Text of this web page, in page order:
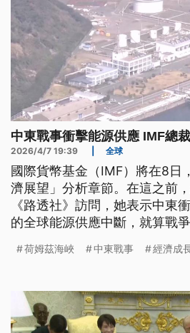
中東戰事衝擊能源供應 IMF總
2026/4/7 19:39 全球
國際貨幣基金（IMF）將在8日
濟展望」分析章節。在這之前
《路透社》訪問，她表示中東
的全球能源供應中斷，就算戰
韓、菲律賓等國，都力求自救
荷姆茲海峽 中東戰事 經濟成